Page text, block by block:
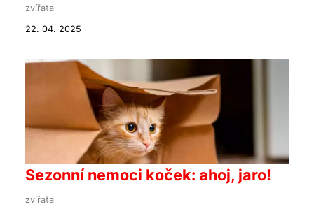
zvířata
22. 04. 2025
Sezonní nemoci koček: ahoj, jaro!
zvířata